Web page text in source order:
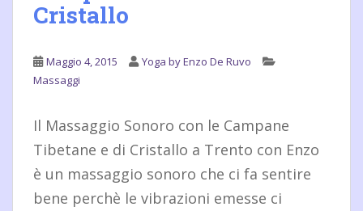
Cristallo
Maggio 4, 2015
Yoga by Enzo De Ruvo
Massaggi
Il Massaggio Sonoro con le Campane
Tibetane e di Cristallo a Trento con Enzo
è un massaggio sonoro che ci fa sentire
bene perchè le vibrazioni emesse ci